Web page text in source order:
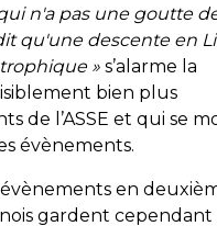
n'a pas une goutte
qu'une descente en
» s’alarme la
bien plus
de l’ASSE et qui se
évènements.
en
gardent